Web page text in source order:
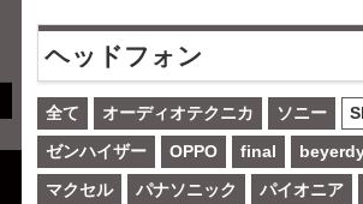
ヘッドフォン
全て オーディオテクニカ ソニー
ゼンハイザー
OPPO final
マクセル
パナソニック パイオニア